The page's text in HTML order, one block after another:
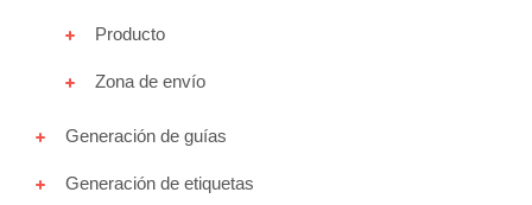
Shipping Coordinadora Woocommerce
Shipping Envia Colvanes Woo
Producto
Zona de envío
Generación de guías
Generación de etiquetas